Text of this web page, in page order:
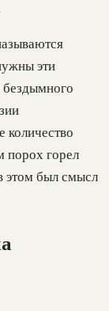
эти
количество
порох горел
этом был смысл